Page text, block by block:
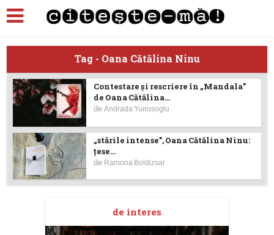
Tag - Oana Cătălina Ninu
Contestare și rescriere în „Mandala”
de Oana Cătălina...
deAndrada Yunusoglu
„stările intense”, Oana Cătălina Ninu:
țese...
de Ramona Boldizsar
de interes